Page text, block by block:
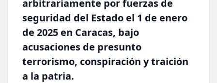
arbitrariamente por fuerzas de
seguridad del Estado el 1 de enero
de 2025 en Caracas, bajo
acusaciones de presunto
terrorismo, conspiración y traición
a la patria.